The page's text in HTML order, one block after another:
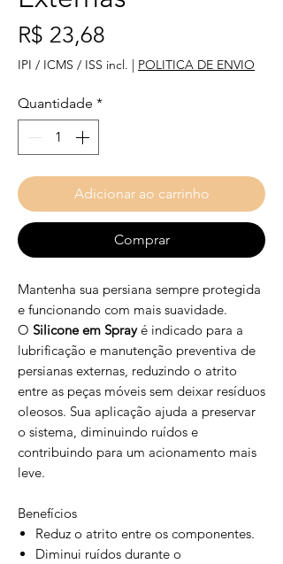
R$ 23,68
IPI / ICMS / ISS incl. POLITICA DE ENVIO
Quantidade *
Adicionar ao carrinho
Comprar
Mantenha sua persiana sempre protegida
e funcionando com mais suavidade.
O Silicone em Sprayé indicado para a
lubrificação e manutenção preventiva de
persianas externas, reduzindo o atrito
entre as peças móveis sem deixar resíduos
oleosos. Sua aplicação ajuda a preservar
o sistema, diminuindo ruídos e
contribuindo para um acionamento mais
leve.
Benefícios
Reduz o atrito entre os componentes.
Diminui ruídos durante o